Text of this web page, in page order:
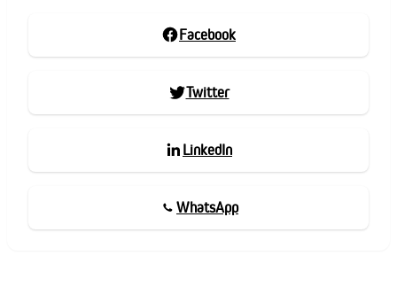
Facebook
Twitter
LinkedIn
WhatsApp